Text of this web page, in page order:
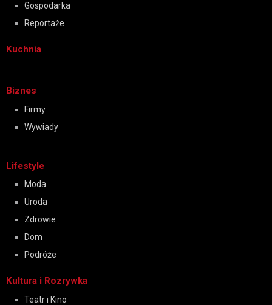
Gospodarka
Reportaże
Kuchnia
Biznes
Firmy
Wywiady
Lifestyle
Moda
Uroda
Zdrowie
Dom
Podróże
Kultura i Rozrywka
Teatr i Kino